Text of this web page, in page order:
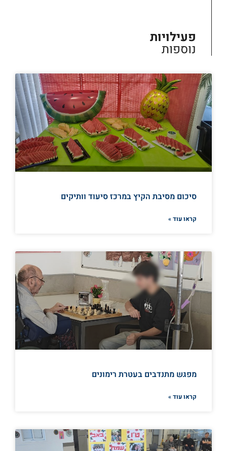
פעילויות
נוספות
סיכום מסיבת הקיץ במרכז סיעוד וותיקים
קראו עוד »
מפגש מתנדבים בעטרת רימונים
קראו עוד »